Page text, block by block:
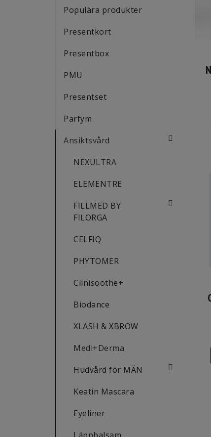
Populära produkter
Presentkort
Presentbox
PMU
Presentset
Parfym
Ansiktsvård
NEXULTRA
ELEMENTRE
FILLMED BY
FILORGA
CELFIQ
PHYTOMER
Clinisoothe+
Biodance
XLASH & XBROW
Medi+Derma
Hudvård för MÄN
Keatin Mascara
Eyeliner